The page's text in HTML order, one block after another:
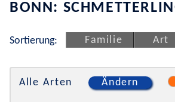
BONN:
Sortierung: Familie Art
Alle Arten Ändern